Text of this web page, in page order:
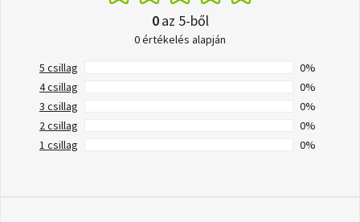
0az 5-ből
0 értékelés alapján
5 csillag
0%
4 csillag
0%
3 csillag
0%
2 csillag
0%
1 csillag
0%